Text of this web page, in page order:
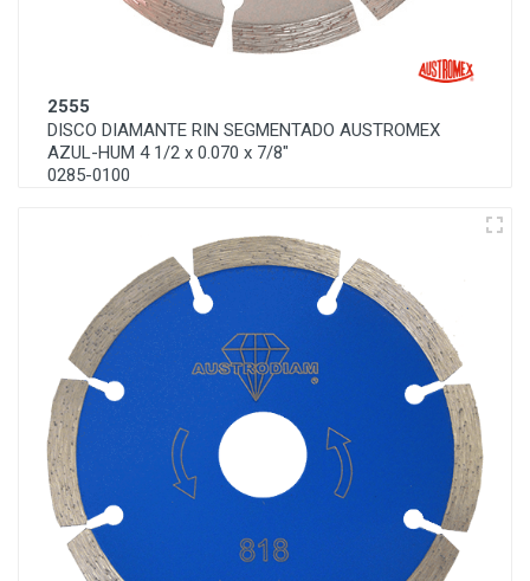
2555
DISCO DIAMANTE RIN SEGMENTADO AUSTROMEX
AZUL-HUM 4 1/2 x 0.070 x 7/8"
0285-0100